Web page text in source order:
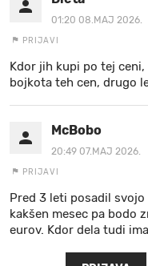
01:20 08.MAJ 2026.
PRIJAVI
Kdor jih kupi po tej
bojkota teh cen, drugo
McBobo
20:49 07.MAJ 2026.
PRIJAVI
Pred 3 leti posadil
kakšen mesec pa bodo
eurov. Kdor dela tudi